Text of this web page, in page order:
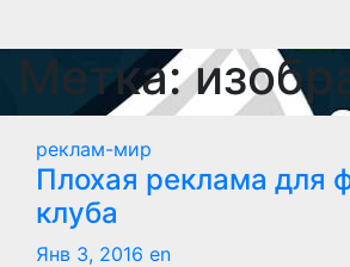
Метка:
реклам-мир
Плохая реклама для
клуба
Янв 3, 2016 en